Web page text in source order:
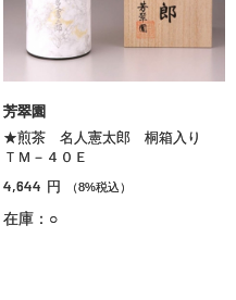
芳翠園
★煎茶 名人憲太郎 桐箱入り
ＴＭ－４０Ｅ
4,644 円 （8%税込）
在庫：○